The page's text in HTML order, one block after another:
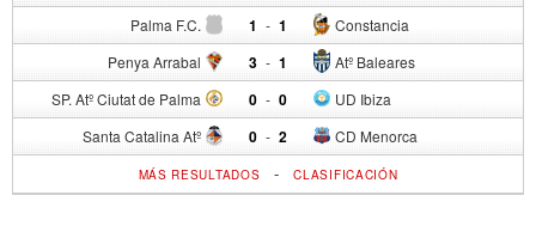
Palma F.C. 1 - Constancia
1
Penya Arrabal 3 - Atº Baleares
1
SP. Atº Ciutat de Palma 0 - UD Ibiza
0
Santa Catalina Atº 0 - CD Menorca
2
MÁS RESULTADOS -CLASIFICACIÓN